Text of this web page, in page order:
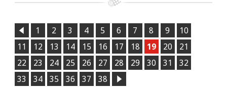
1 2 3 4 5 6 7 8 9
10
11
12 13 14 15 16 17 18 19 20
21
22
23 24 25 26 27 28 29 30 31
32
33
34 35 36 37 38